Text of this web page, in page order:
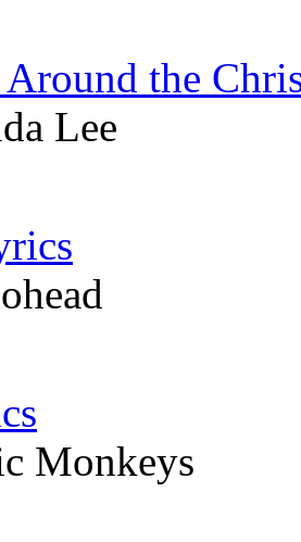
the
Lee
Monkeys